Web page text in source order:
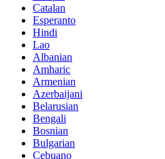
Catalan
Esperanto
Hindi
Lao
Albanian
Amharic
Armenian
Azerbaijani
Belarusian
Bengali
Bosnian
Bulgarian
Cebuano